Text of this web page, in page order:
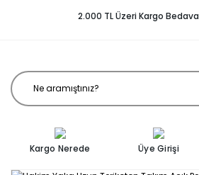
2.000 TL Üzeri Kargo Bedava
Kargo Nerede Üye Girişi